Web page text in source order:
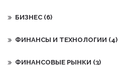
БИЗНЕС (6)
ФИНАНСЫ И ТЕХНОЛОГИИ (4)
ФИНАНСОВЫЕ РЫНКИ (3)